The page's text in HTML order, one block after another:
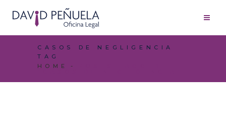
CASOS DE NEGLIGENCIA
TAG
HOME